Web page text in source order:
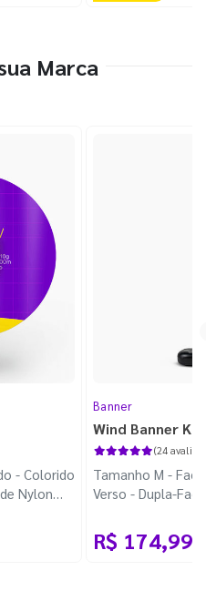
Marca
- Colorido
Nylon
Banner
Wind Banner
(24
Tamanho M -
Verso - Dupla-
R$ 174,99